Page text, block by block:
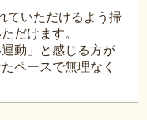
ていただけるよう掃
だけます。
動」と感じる方が
ペースで無理なく